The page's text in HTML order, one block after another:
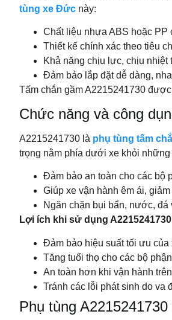
tùng xe Đức này:
Chất liệu nhựa ABS hoặc PP
Thiết kế chính xác theo tiêu
Khả năng chịu lực, chịu
Đảm bảo lắp đặt dễ dàng,
Tấm chắn gầm A2215241730
Chức năng và công
A2215241730 là phụ tùng tấm
trọng nằm phía dưới xe khỏi
Đảm bảo an toàn cho các bộ
Giúp xe vận hành êm ái,
Ngăn chặn bụi bẩn, nước,
Lợi ích khi sử dụng A2215241730
Đảm bảo hiệu suất tối ưu của
Tăng tuổi thọ cho các bộ
An toàn hơn khi vận hành
Tránh các lỗi phát sinh do va
Phụ tùng